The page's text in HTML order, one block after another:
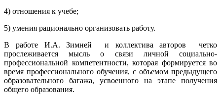
4) отношения к учебе;
5) умения рационально организовать работу.
В работе И.А. Зимней и коллектива авторов четко
прослеживается мысль о связи личной социально-
профессиональной компетентности, которая формируется во
время профессионального обучения, с объемом предыдущего
образовательного багажа, усвоенного на этапе получения
общего образования.